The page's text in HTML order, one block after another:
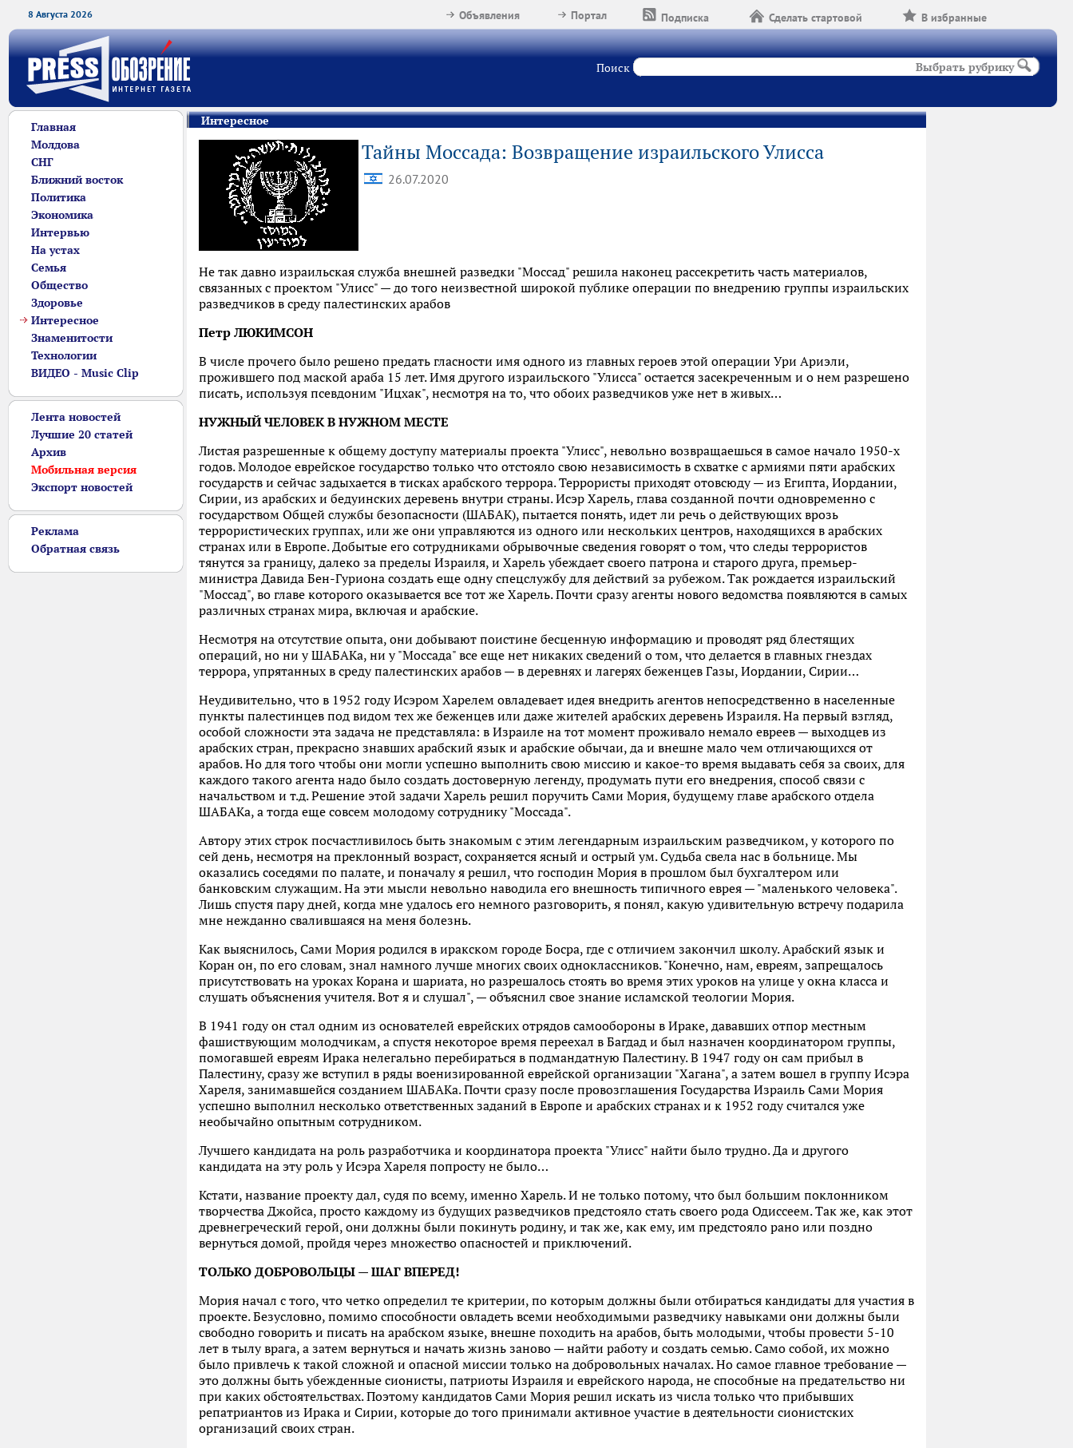
8 Августа 2026 В избранные
Сделать стартовой
Подписка
Портал
Объявления
Поиск Выбрать рубрику
Главная
Молдова
СНГ
Ближний восток
Политика
Экономика
Интервью
На устах
Семья
Общество
Здоровье
Интересное
Знаменитости
Технологии
ВИДЕО - Music Clip
Лента новостей
Лучшие 20 статей
Архив
Мобильная версия
Экспорт новостей
Реклама
Обратная связь
Интересное
Тайны Моссада: Возвращение израильского Улисса
26.07.2020
Не так давно израильская служба внешней разведки "Моссад" решила наконец рассекретить часть материалов,
связанных с проектом "Улисс" — до того неизвестной широкой публике операции по внедрению группы израильских
разведчиков в среду палестинских арабов
Петр ЛЮКИМСОН
В числе прочего было решено предать гласности имя одного из главных героев этой операции Ури Ариэли,
прожившего под маской араба 15 лет. Имя другого израильского "Улисса" остается засекреченным и о нем разрешено
писать, используя псевдоним "Ицхак", несмотря на то, что обоих разведчиков уже нет в живых…
НУЖНЫЙ ЧЕЛОВЕК В НУЖНОМ МЕСТЕ
Листая разрешенные к общему доступу материалы проекта "Улисс", невольно возвращаешься в самое начало 1950-х
годов. Молодое еврейское государство только что отстояло свою независимость в схватке с армиями пяти арабских
государств и сейчас задыхается в тисках арабского террора. Террористы приходят отовсюду — из Египта, Иордании,
Сирии, из арабских и бедуинских деревень внутри страны. Исэр Харель, глава созданной почти одновременно с
государством Общей службы безопасности (ШАБАК), пытается понять, идет ли речь о действующих врозь
террористических группах, или же они управляются из одного или нескольких центров, находящихся в арабских
странах или в Европе. Добытые его сотрудниками обрывочные сведения говорят о том, что следы террористов
тянутся за границу, далеко за пределы Израиля, и Харель убеждает своего патрона и старого друга, премьер-
министра Давида Бен-Гуриона создать еще одну спецслужбу для действий за рубежом. Так рождается израильский
"Моссад", во главе которого оказывается все тот же Харель. Почти сразу агенты нового ведомства появляются в самых
различных странах мира, включая и арабские.
Несмотря на отсутствие опыта, они добывают поистине бесценную информацию и проводят ряд блестящих
операций, но ни у ШАБАКа, ни у "Моссада" все еще нет никаких сведений о том, что делается в главных гнездах
террора, упрятанных в среду палестинских арабов — в деревнях и лагерях беженцев Газы, Иордании, Сирии…
Неудивительно, что в 1952 году Исэром Харелем овладевает идея внедрить агентов непосредственно в населенные
пункты палестинцев под видом тех же беженцев или даже жителей арабских деревень Израиля. На первый взгляд,
особой сложности эта задача не представляла: в Израиле на тот момент проживало немало евреев — выходцев из
арабских стран, прекрасно знавших арабский язык и арабские обычаи, да и внешне мало чем отличающихся от
арабов. Но для того чтобы они могли успешно выполнить свою миссию и какое-то время выдавать себя за своих, для
каждого такого агента надо было создать достоверную легенду, продумать пути его внедрения, способ связи с
начальством и т.д. Решение этой задачи Харель решил поручить Сами Мория, будущему главе арабского отдела
ШАБАКа, а тогда еще совсем молодому сотруднику "Моссада".
Автору этих строк посчастливилось быть знакомым с этим легендарным израильским разведчиком, у которого по
сей день, несмотря на преклонный возраст, сохраняется ясный и острый ум. Судьба свела нас в больнице. Мы
оказались соседями по палате, и поначалу я решил, что господин Мория в прошлом был бухгалтером или
банковским служащим. На эти мысли невольно наводила его внешность типичного еврея — "маленького человека".
Лишь спустя пару дней, когда мне удалось его немного разговорить, я понял, какую удивительную встречу подарила
мне нежданно свалившаяся на меня болезнь.
Как выяснилось, Сами Мория родился в иракском городе Босра, где с отличием закончил школу. Арабский язык и
Коран он, по его словам, знал намного лучше многих своих одноклассников. "Конечно, нам, евреям, запрещалось
присутствовать на уроках Корана и шариата, но разрешалось стоять во время этих уроков на улице у окна класса и
слушать объяснения учителя. Вот я и слушал", — объяснил свое знание исламской теологии Мория.
В 1941 году он стал одним из основателей еврейских отрядов самообороны в Ираке, дававших отпор местным
фашиствующим молодчикам, а спустя некоторое время переехал в Багдад и был назначен координатором группы,
помогавшей евреям Ирака нелегально перебираться в подмандатную Палестину. В 1947 году он сам прибыл в
Палестину, сразу же вступил в ряды военизированной еврейской организации "Хагана", а затем вошел в группу Исэра
Хареля, занимавшейся созданием ШАБАКа. Почти сразу после провозглашения Государства Израиль Сами Мория
успешно выполнил несколько ответственных заданий в Европе и арабских странах и к 1952 году считался уже
необычайно опытным сотрудником.
Лучшего кандидата на роль разработчика и координатора проекта "Улисс" найти было трудно. Да и другого
кандидата на эту роль у Исэра Хареля попросту не было…
Кстати, название проекту дал, судя по всему, именно Харель. И не только потому, что был большим поклонником
творчества Джойса, просто каждому из будущих разведчиков предстояло стать своего рода Одиссеем. Так же, как этот
древнегреческий герой, они должны были покинуть родину, и так же, как ему, им предстояло рано или поздно
вернуться домой, пройдя через множество опасностей и приключений.
ТОЛЬКО ДОБРОВОЛЬЦЫ — ШАГ ВПЕРЕД!
Мория начал с того, что четко определил те критерии, по которым должны были отбираться кандидаты для участия в
проекте. Безусловно, помимо способности овладеть всеми необходимыми разведчику навыками они должны были
свободно говорить и писать на арабском языке, внешне походить на арабов, быть молодыми, чтобы провести 5-10
лет в тылу врага, а затем вернуться и начать жизнь заново — найти работу и создать семью. Само собой, их можно
было привлечь к такой сложной и опасной миссии только на добровольных началах. Но самое главное требование —
это должны быть убежденные сионисты, патриоты Израиля и еврейского народа, не способные на предательство ни
при каких обстоятельствах. Поэтому кандидатов Сами Мория решил искать из числа только что прибывших
репатриантов из Ирака и Сирии, которые до того принимали активное участие в деятельности сионистских
организаций своих стран.